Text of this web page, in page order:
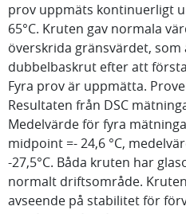
prov uppmäts kontinuerligt
65°C. Kruten gav normala
överskrida gränsvärdet, som
dubbelbaskrut efter att
Fyra prov är uppmätta.
Resultaten från DSC
Medelvärde för fyra
midpoint =- 24,6 °C,
-27,5°C. Båda kruten har
normalt driftsområde.
avseende på stabilitet för